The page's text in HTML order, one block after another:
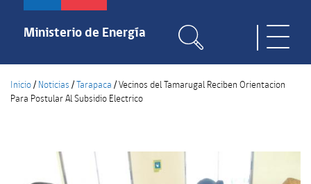
Pasar
contenido
Ministerio de Energía
Inicio/ Noticias /Tarapaca /Vecinos del Tamarugal Reciben Orientacion
Para Postular Al Subsidio Electrico